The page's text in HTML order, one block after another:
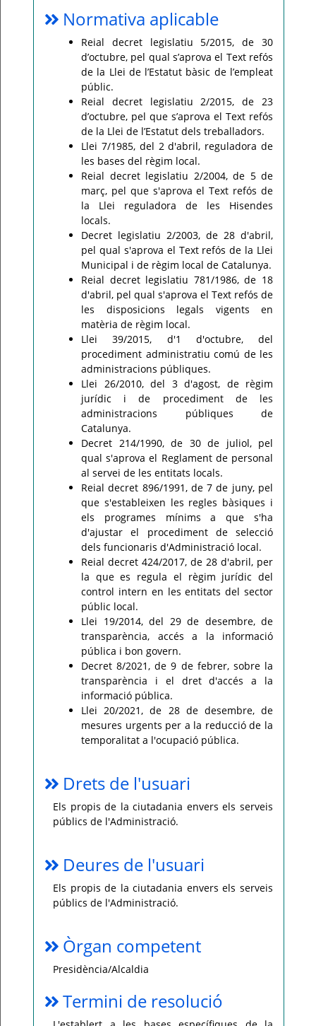
Normativa aplicable
Reial decret legislatiu 5/2015, de 30
d’octubre, pel qual s’aprova el Text refós
de la Llei de l’Estatut bàsic de l’empleat
públic.
Reial decret legislatiu 2/2015, de 23
d’octubre, pel que s’aprova el Text refós
de la Llei de l’Estatut dels treballadors.
Llei 7/1985, del 2 d'abril, reguladora de
les bases del règim local.
Reial decret legislatiu 2/2004, de 5 de
març, pel que s'aprova el Text refós de
la Llei reguladora de les Hisendes
locals.
Decret legislatiu 2/2003, de 28 d'abril,
pel qual s'aprova el Text refós de la Llei
Municipal i de règim local de Catalunya.
Reial decret legislatiu 781/1986, de 18
d'abril, pel qual s'aprova el Text refós de
les disposicions legals vigents en
matèria de règim local.
Llei 39/2015, d'1 d'octubre, del
procediment administratiu comú de les
administracions públiques.
Llei 26/2010, del 3 d'agost, de règim
jurídic i de procediment de les
administracions públiques de
Catalunya.
Decret 214/1990, de 30 de juliol, pel
qual s'aprova el Reglament de personal
al servei de les entitats locals.
Reial decret 896/1991, de 7 de juny, pel
que s'estableixen les regles bàsiques i
els programes mínims a que s'ha
d'ajustar el procediment de selecció
dels funcionaris d'Administració local.
Reial decret 424/2017, de 28 d'abril, per
la que es regula el règim jurídic del
control intern en les entitats del sector
públic local.
Llei 19/2014, del 29 de desembre, de
transparència, accés a la informació
pública i bon govern.
Decret 8/2021, de 9 de febrer, sobre la
transparència i el dret d'accés a la
informació pública.
Llei 20/2021, de 28 de desembre, de
mesures urgents per a la reducció de la
temporalitat a l'ocupació pública.
Drets de l'usuari
Els propis de la ciutadania envers els serveis
públics de l'Administració.
Deures de l'usuari
Els propis de la ciutadania envers els serveis
públics de l'Administració.
Òrgan competent
Presidència/Alcaldia
Termini de resolució